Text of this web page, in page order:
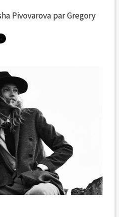
Pivovarova par Gregory